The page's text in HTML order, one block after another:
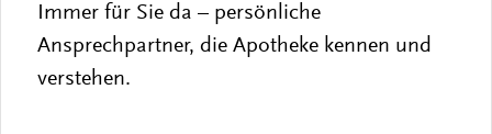
Immer für Sie da – persönliche
Ansprechpartner, die Apotheke kennen und
verstehen.